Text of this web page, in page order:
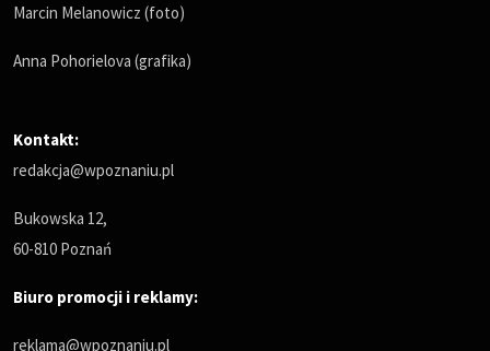
Marcin Melanowicz (foto)
Anna Pohorielova (grafika)
Kontakt:
redakcja@wpoznaniu.pl
Bukowska 12,
60-810 Poznań
Biuro promocji i reklamy:
reklama@wpoznaniu.pl